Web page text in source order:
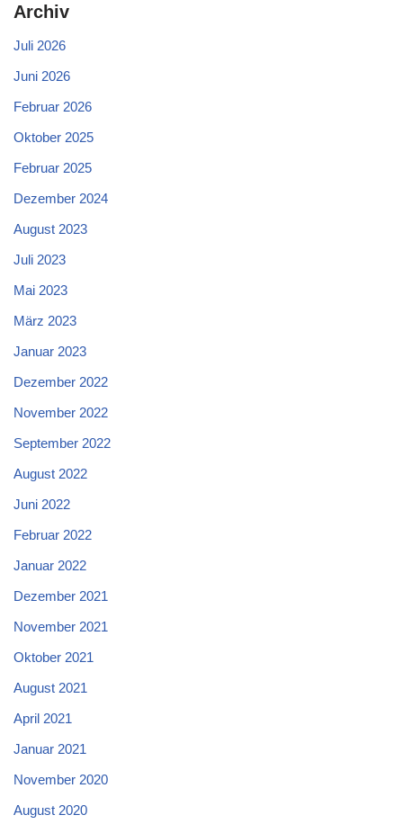
Archiv
Juli 2026
Juni 2026
Februar 2026
Oktober 2025
Februar 2025
Dezember 2024
August 2023
Juli 2023
Mai 2023
März 2023
Januar 2023
Dezember 2022
November 2022
September 2022
August 2022
Juni 2022
Februar 2022
Januar 2022
Dezember 2021
November 2021
Oktober 2021
August 2021
April 2021
Januar 2021
November 2020
August 2020